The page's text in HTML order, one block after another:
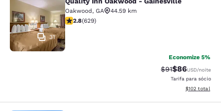
Quality Inn Oakwood - Gainesville
31
Oakwood, GA
44.59 km
classificação 2.75 estrelas. Razoável. 629 avaliações
2.8(629)
Economize 5%
Tarifa anterior
$91Tarifa com
$86USD/noite
Tarifa para sócio
Exibir
$102 total